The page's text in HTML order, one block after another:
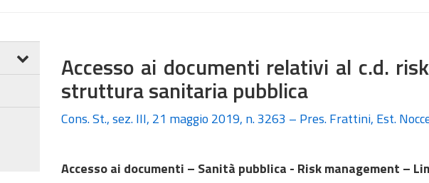
Accesso ai documenti relativi al c.d.
struttura sanitaria pubblica
Cons. St., sez. III, 21 maggio 2019, n. 3263 – Pres. Frattini, Est.
Accesso ai documenti – Sanità pubblica - Risk management –